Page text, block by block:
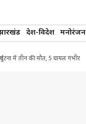
देश-विदेश मनोरंजन
में तीन की मौत, 5 घायल गंभीर